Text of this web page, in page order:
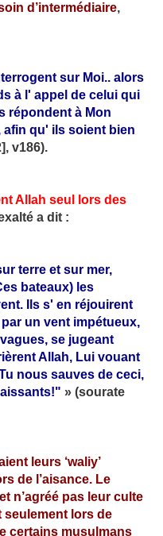
d’intermédiaire,
sur Moi.. alors
à l' appel de celui qui
répondent à Mon
afin qu' ils soient bien
v186).
Allah seul lors des
a dit :
terre et sur mer,
bateaux) les
Ils s' en réjouirent
un vent impétueux,
se jugeant
Allah, Lui vouant
nous sauves de ceci,
» (sourate
leurs ‘waliy’
de l’aisance. Le
n’agréé pas leur culte
lors de
certains musulmans